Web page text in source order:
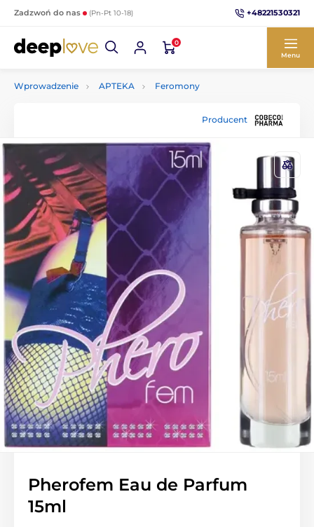
Zadzwoń do nas (Pn-Pt 10-18) +48221530321
0
Menu
Wprowadzenie APTEKA Feromony
Producent
Pherofem Eau de Parfum
15ml